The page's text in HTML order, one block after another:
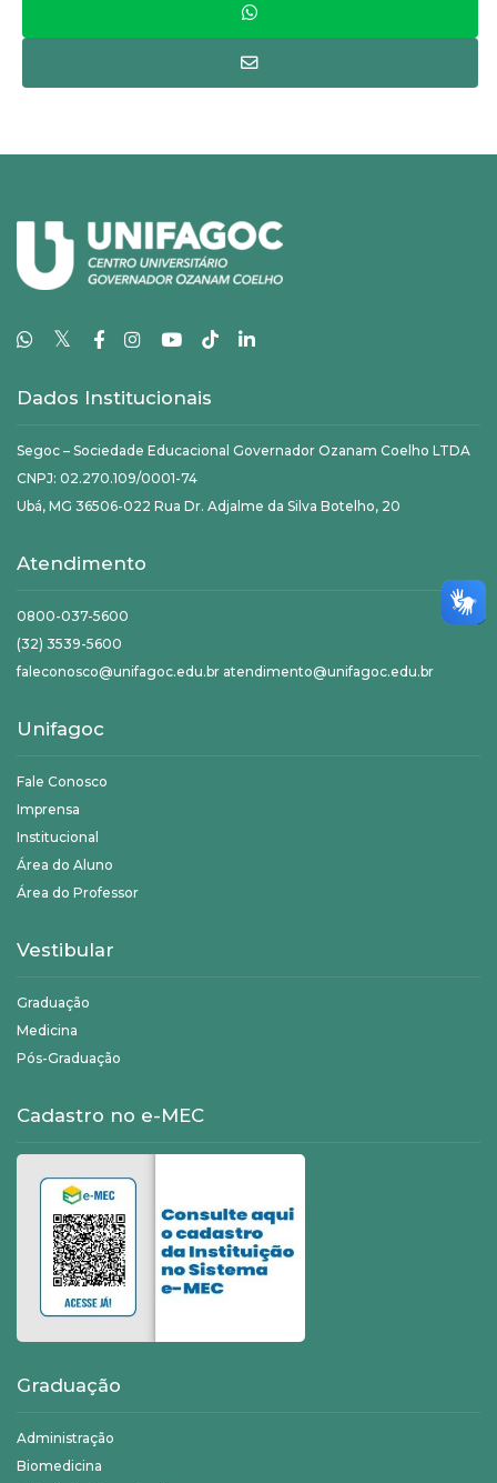
𝕏
Dados Institucionais
Segoc – Sociedade Educacional Governador Ozanam Coelho LTDA
CNPJ: 02.270.109/0001-74
Ubá, MG 36506-022 Rua Dr. Adjalme da Silva Botelho, 20
Atendimento
0800-037-5600
(32) 3539-5600
faleconosco@unifagoc.edu.br atendimento@unifagoc.edu.br
Unifagoc
Fale Conosco
Imprensa
Institucional
Área do Aluno
Área do Professor
Vestibular
Graduação
Medicina
Pós-Graduação
Cadastro no e-MEC
Graduação
Administração
Biomedicina